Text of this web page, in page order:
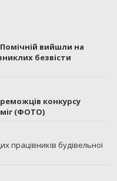
вийшли на
безвісти
конкурсу
(ФОТО)
працівників будівельної